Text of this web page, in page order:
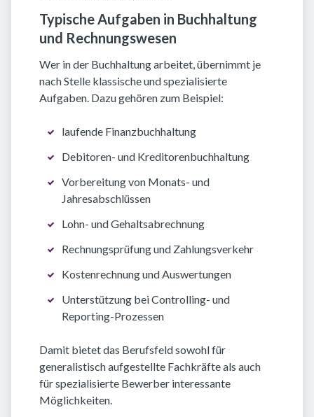
Typische Aufgaben in Buchhaltung
und Rechnungswesen
Wer in der Buchhaltung arbeitet, übernimmt je
nach Stelle klassische und spezialisierte
Aufgaben. Dazu gehören zum Beispiel:
laufende Finanzbuchhaltung
Debitoren- und Kreditorenbuchhaltung
Vorbereitung von Monats- und
Jahresabschlüssen
Lohn- und Gehaltsabrechnung
Rechnungsprüfung und Zahlungsverkehr
Kostenrechnung und Auswertungen
Unterstützung bei Controlling- und
Reporting-Prozessen
Damit bietet das Berufsfeld sowohl für
generalistisch aufgestellte Fachkräfte als auch
für spezialisierte Bewerber interessante
Möglichkeiten.